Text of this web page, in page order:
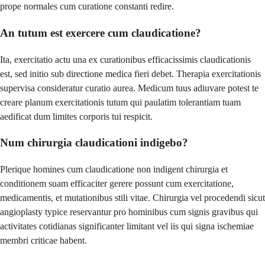
prope normales cum curatione constanti redire.
An tutum est exercere cum claudicatione?
Ita, exercitatio actu una ex curationibus efficacissimis claudicationis
est, sed initio sub directione medica fieri debet. Therapia exercitationis
supervisa consideratur curatio aurea. Medicum tuus adiuvare potest te
creare planum exercitationis tutum qui paulatim tolerantiam tuam
aedificat dum limites corporis tui respicit.
Num chirurgia claudicationi indigebo?
Plerique homines cum claudicatione non indigent chirurgia et
conditionem suam efficaciter gerere possunt cum exercitatione,
medicamentis, et mutationibus stili vitae. Chirurgia vel procedendi sicut
angioplasty typice reservantur pro hominibus cum signis gravibus qui
activitates cotidianas significanter limitant vel iis qui signa ischemiae
membri criticae habent.